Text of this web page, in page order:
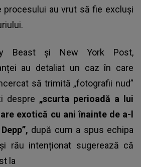
procesului au vrut să fie excluși
Beast și New York Post,
au detaliat un caz în care
să trimită „fotografii nud”
despre „scurta perioadă a lui
exotică cu ani înainte de a-l
după cum a spus echipa
rău intenționat sugerează că
la